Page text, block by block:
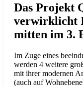
Das Projekt
verwirklicht
mitten im 3.
Im Zuge eines
werden 4 weitere
mit ihrer modernen
(auch auf